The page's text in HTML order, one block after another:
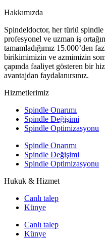
Hakkımızda
Spindeldoctor, her türlü
profesyonel ve uzman iş
tamamladığımız 15.000’den
birikimimizin ve azmimizin
çapında faaliyet gösteren bir
avantajdan faydalanırsınız.
Hizmetlerimiz
Spindle Onarımı
Spindle Değişimi
Spindle Optimizasyonu
Spindle Onarımı
Spindle Değişimi
Spindle Optimizasyonu
Hukuk & Hizmet
Canlı talep
Künye
Canlı talep
Künye